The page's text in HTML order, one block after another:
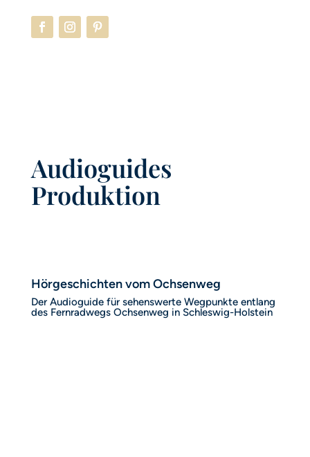
Audioguides
Produktion
Hörgeschichten vom Ochsenweg
Der Audioguide für sehenswerte Wegpunkte entlang
des Fernradwegs Ochsenweg in Schleswig-Holstein